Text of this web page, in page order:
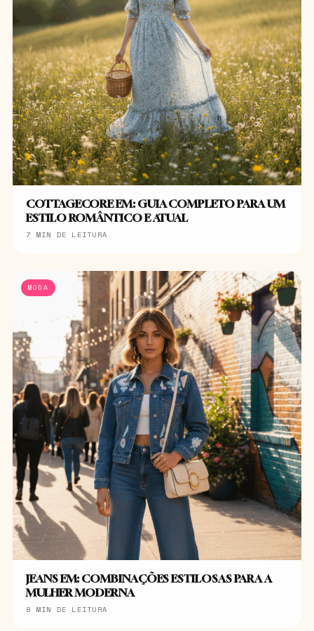
COTTAGECORE EM: GUIA COMPLETO PARA UM
ESTILO ROMÂNTICO E ATUAL
7 MIN DE LEITURA
MODA
JEANS EM: COMBINAÇÕES ESTILOSAS PARA A
MULHER MODERNA
8 MIN DE LEITURA